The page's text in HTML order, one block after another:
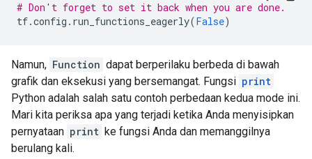
      op: "Const"
      attr {
          type: DT_BOOL
        }
      }
      attr {
        key: "value"
        value {
          tensor {
# Don't forget to set it back when you are done.
tf.config . run_functions_eagerly(False)
Namun, Function dapat berperilaku berbeda di bawah
grafik dan eksekusi yang bersemangat. Fungsi print
Python adalah salah satu contoh perbedaan kedua mode ini.
Mari kita periksa apa yang terjadi ketika Anda menyisipkan
pernyataan print ke fungsi Anda dan memanggilnya
berulang kali.